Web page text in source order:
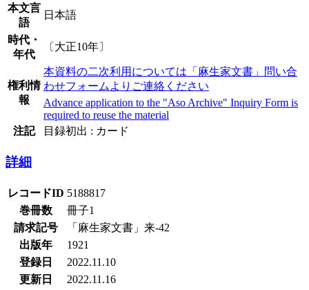
本文言
語
日本語
時代・
年代
〔大正10年〕
権利情
報
本資料の二次利用については「麻生家文書」問い合
わせフォームよりご連絡ください
Advance application to the "Aso Archive" Inquiry Form is
required to reuse the material
注記
目録初出 : カード
詳細
レコードID 5188817
巻冊数
冊子1
請求記号
「麻生家文書」来-42
出版年
1921
登録日
2022.11.10
更新日
2022.11.16